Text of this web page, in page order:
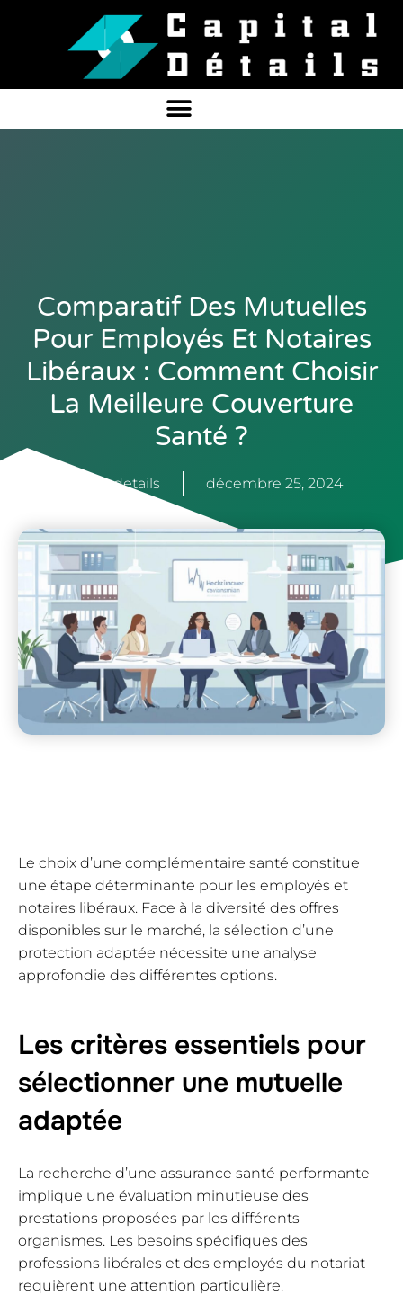
Comparatif Des Mutuelles
Pour Employés Et Notaires
Libéraux : Comment Choisir
La Meilleure Couverture
Santé ?
capital-details décembre 25, 2024
Le choix d’une complémentaire santé constitue
une étape déterminante pour les employés et
notaires libéraux. Face à la diversité des offres
disponibles sur le marché, la sélection d’une
protection adaptée nécessite une analyse
approfondie des différentes options.
Les critères essentiels pour
sélectionner une mutuelle
adaptée
La recherche d’une assurance santé performante
implique une évaluation minutieuse des
prestations proposées par les différents
organismes. Les besoins spécifiques des
professions libérales et des employés du notariat
requièrent une attention particulière.